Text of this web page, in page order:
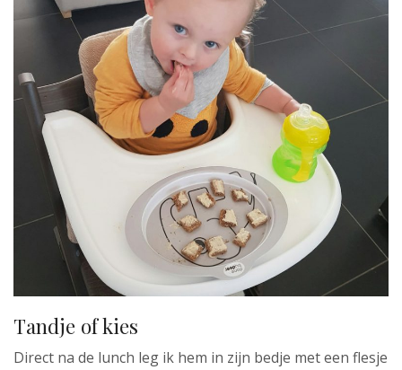
Tandje of kies
Direct na de lunch leg ik hem in zijn bedje met een flesje